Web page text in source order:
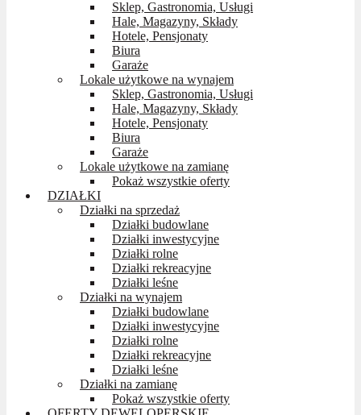
Sklep, Gastronomia, Usługi
Hale, Magazyny, Składy
Hotele, Pensjonaty
Biura
Garaże
Lokale użytkowe na wynajem
Sklep, Gastronomia, Usługi
Hale, Magazyny, Składy
Hotele, Pensjonaty
Biura
Garaże
Lokale użytkowe na zamianę
Pokaż wszystkie oferty
DZIAŁKI
Działki na sprzedaż
Działki budowlane
Działki inwestycyjne
Działki rolne
Działki rekreacyjne
Działki leśne
Działki na wynajem
Działki budowlane
Działki inwestycyjne
Działki rolne
Działki rekreacyjne
Działki leśne
Działki na zamianę
Pokaż wszystkie oferty